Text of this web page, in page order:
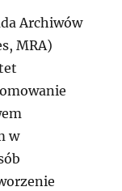
Archiwów
MRA)
w